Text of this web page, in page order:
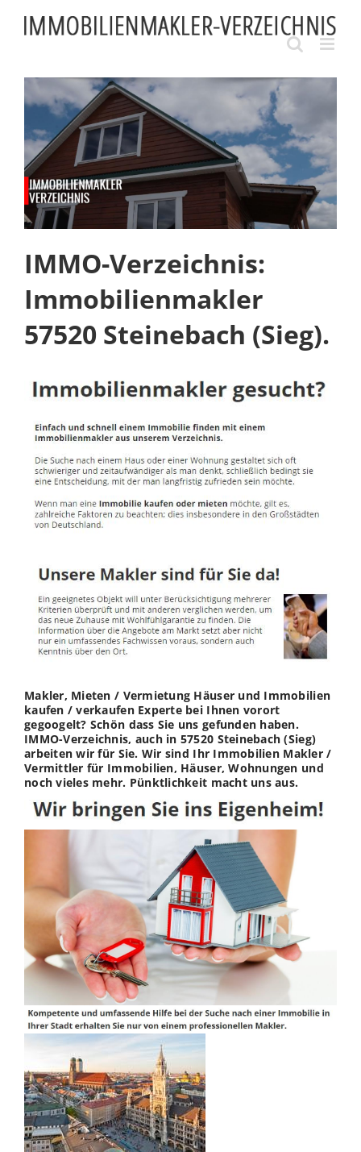
content
IMMO-Verzeichnis:
Immobilienmakler
57520 Steinebach (Sieg).
Makler, Mieten / Vermietung Häuser und Immobilien
kaufen / verkaufen Experte bei Ihnen vorort
gegoogelt? Schön dass Sie uns gefunden haben.
IMMO-Verzeichnis, auch in 57520 Steinebach (Sieg)
arbeiten wir für Sie. Wir sind Ihr Immobilien Makler /
Vermittler für Immobilien, Häuser, Wohnungen und
noch vieles mehr. Pünktlichkeit macht uns aus.